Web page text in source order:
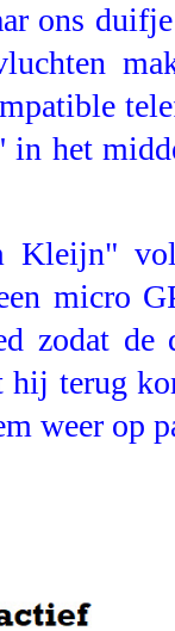
ons
in het
Kleijn"
micro
zodat de
hij terug
weer op